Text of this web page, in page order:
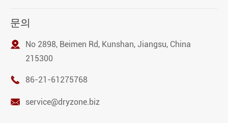
문의

No 2898, Beimen Rd, Kunshan, Jiangsu, China
215300
 86-21-61275768
 service@dryzone.biz